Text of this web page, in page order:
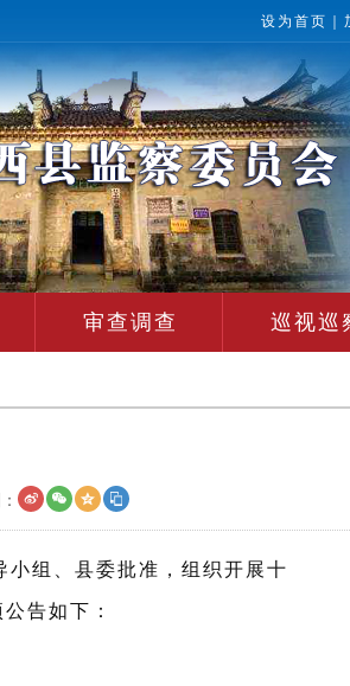
设为首页
审查调查 巡视巡
组、县委批准，组织开展十
告如下：